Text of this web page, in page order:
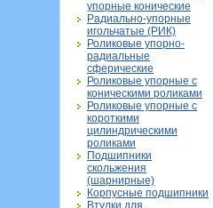
упорные конические
Радиально-упорные
игольчатые (РИК)
Роликовые упорно-
радиальные
сферические
Роликовые упорные с
коническими роликами
Роликовые упорные с
короткими
цилиндрическими
роликами
Подшипники
скольжения
(шарнирные)
Корпусные подшипники
Втулки для